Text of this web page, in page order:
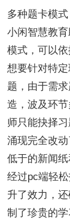
多种题卡模
小闲智慧教
模式，可以
想要针对特
题，由于需
造，波及环
师只能抉择
涌现完全改
低于的新闻
经过pc端轻
升了效力，
制了珍贵的